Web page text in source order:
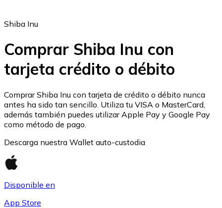
Ethereum
ETH
Shiba Inu
Comprar Shiba Inu con
tarjeta crédito o débito
Comprar Shiba Inu con tarjeta de crédito o débito nunca
antes ha sido tan sencillo. Utiliza tu VISA o MasterCard,
además también puedes utilizar Apple Pay y Google Pay
como método de pago.
Descarga nuestra Wallet auto-custodia
Disponible en
App Store